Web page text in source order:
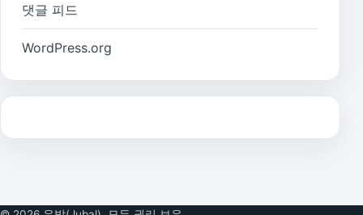
댓글 피드
WordPress.org